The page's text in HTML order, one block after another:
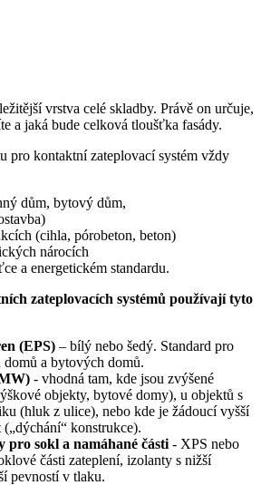
vrstva celé skladby. Právě on určuje,
a jaká bude celková tloušťka fasády.
pro kontaktní zateplovací systém vždy
dům, bytový dům,
(cihla, pórobeton, beton)
nárocích
a energetickém standardu.
zateplovacích systémů používají tyto
(EPS) – bílý nebo šedý. Standard pro
a bytových domů.
- vhodná tam, kde jsou zvýšené
objekty, bytové domy), u objektů s
(hluk z ulice), nebo kde je žádoucí vyšší
konstrukce).
pro sokl a namáhané části - XPS nebo
části zateplení, izolanty s nižší
pevností v tlaku.